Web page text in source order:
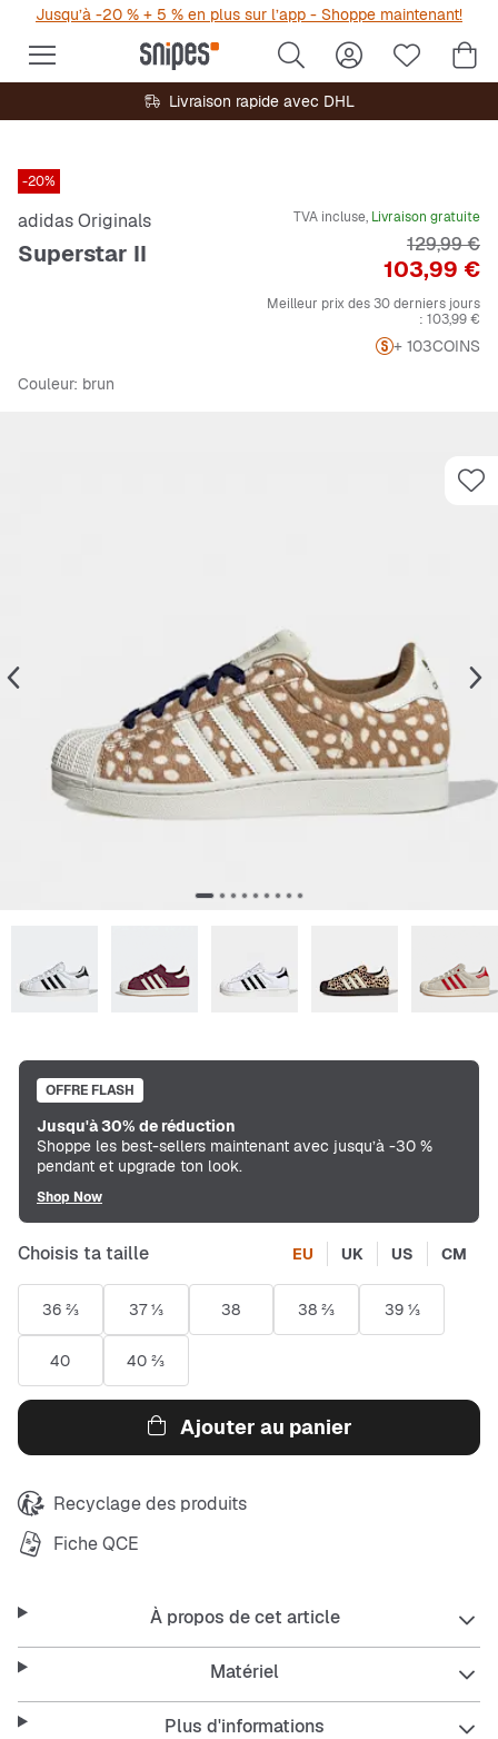
Jusqu’à -20 % + 5 % en plus sur l’app - Shoppe maintenant!
Livraison rapide avec DHL
-20%
adidas Originals
Superstar II
TVA incluse, Livraison gratuite
Prix
103,99 €
Prix
129,99 €
Meilleur prix des 30 derniers jours
: 103,99 €
+ 103COINS
Couleur: brun
OFFRE FLASH
Jusqu'à 30% de réduction
Shoppe les best-sellers maintenant avec jusqu’à -30 %
pendant et upgrade ton look.
Shop Now
Choisis ta taille EU UK US CM
36 ⅔ 37 ⅓ 38 38 ⅔ 39 ⅓
40 40 ⅔
Ajouter au panier
Recyclage des produits
Fiche QCE
À propos de cet article
Matériel
Plus d'informations